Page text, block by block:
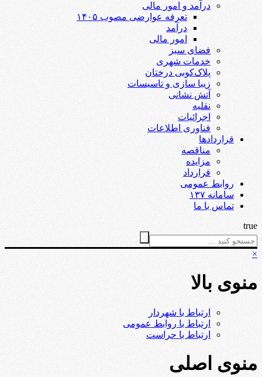
درآمد و امور مالی
تعرفه عوارضی مصوب ۱۴۰۵
درآمد
امور مالی
فضای سبز
خدمات شهری
پلاک‌کوبی درختان
زیبا سازی و تاسیسات
آتش نشانی
نقلیه
اجرائیات
فناوری اطلاعات
قراردادها
مناقصه
مزایده
قرارداد
روابط عمومی
سامانه ۱۳۷
تماس با ما
true
×
منوی بالا
ارتباط با شهردار
ارتباط با روابط عمومی
ارتباط با حراست
منوی اصلی